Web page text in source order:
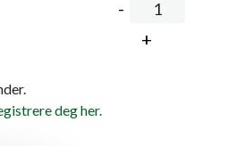
deg her.